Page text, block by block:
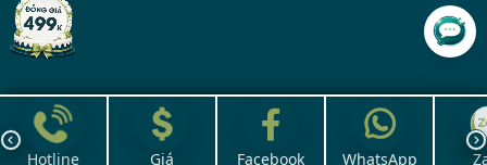
Hotline Giá Facebook WhatsApp